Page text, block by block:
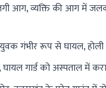
व्यक्ति की आग में
गंभीर रूप से घायल,
गार्ड को अस्पताल में